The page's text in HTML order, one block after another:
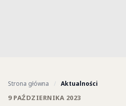
Strona główna / Aktualności
9 PAŹDZIERNIKA 2023